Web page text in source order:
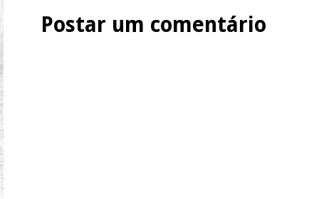
Postar um comentário